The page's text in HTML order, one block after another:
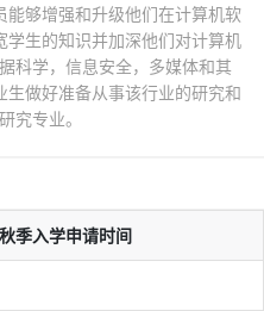
够增强和升级他们在计算机软
生的知识并加深他们对计算机
科学，信息安全，多媒体和其
做好准备从事该行业的研究和
究专业。
季入学申请时间